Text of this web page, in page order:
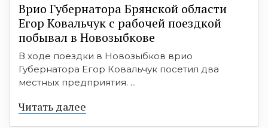
Врио Губернатора Брянской области
Егор Ковальчук с рабочей поездкой
побывал в Новозыбкове
В ходе поездки в Новозыбков врио
Губернатора Егор Ковальчук посетил два
местных предприятия. ...
Читать далее